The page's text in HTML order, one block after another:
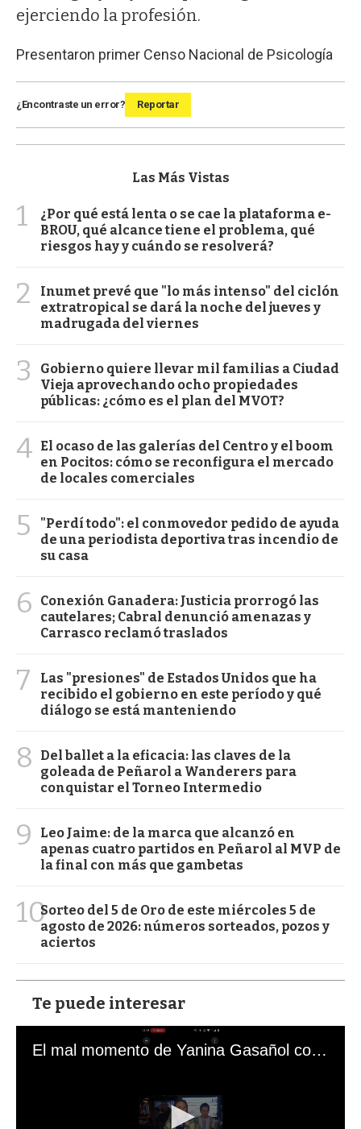
ejerciendo la profesión.
Presentaron primer Censo Nacional de Psicología
¿Encontraste un error? Reportar
Las Más Vistas
1
¿Por qué está lenta o se cae la plataforma e-
BROU, qué alcance tiene el problema, qué
riesgos hay y cuándo se resolverá?
2
Inumet prevé que "lo más intenso" del ciclón
extratropical se dará la noche del jueves y
madrugada del viernes
3
Gobierno quiere llevar mil familias a Ciudad
Vieja aprovechando ocho propiedades
públicas: ¿cómo es el plan del MVOT?
4 El ocaso de las galerías del Centro y el boom
en Pocitos: cómo se reconfigura el mercado
de locales comerciales
5
"Perdí todo": el conmovedor pedido de ayuda
de una periodista deportiva tras incendio de
su casa
6
Conexión Ganadera: Justicia prorrogó las
cautelares; Cabral denunció amenazas y
Carrasco reclamó traslados
7
Las "presiones" de Estados Unidos que ha
recibido el gobierno en este período y qué
diálogo se está manteniendo
8
Del ballet a la eficacia: las claves de la
goleada de Peñarol a Wanderers para
conquistar el Torneo Intermedio
9
Leo Jaime: de la marca que alcanzó en
apenas cuatro partidos en Peñarol al MVP de
la final con más que gambetas
10Sorteo del 5 de Oro de este miércoles 5 de
agosto de 2026: números sorteados, pozos y
aciertos
Te puede interesar
El mal momento de Yanina Gasañol con un hincha argentino en "Subrayado"